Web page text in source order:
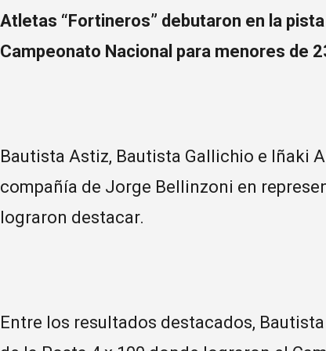
Atletas “Fortineros” debutaron en la
Campeonato Nacional para menores de
Bautista Astiz, Bautista Gallichio e Iñaki
compañía de Jorge Bellinzoni en
lograron destacar.
Entre los resultados destacados,